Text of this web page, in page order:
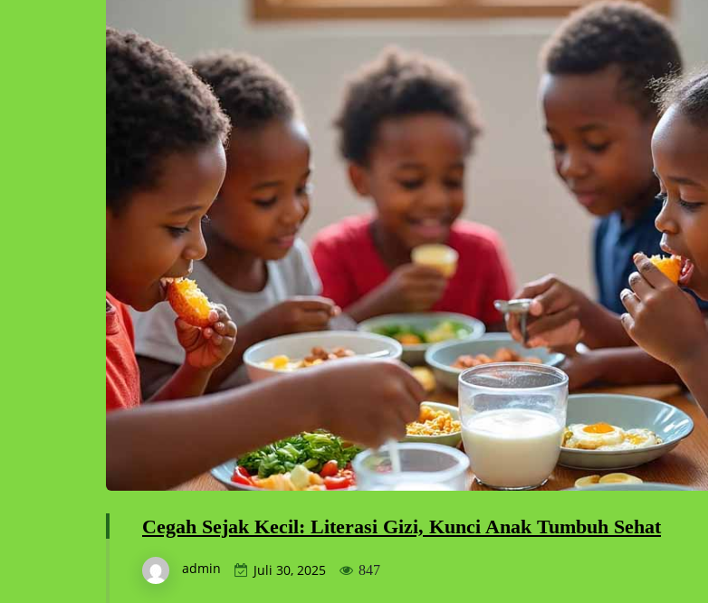
Cegah Sejak Kecil: Literasi Gizi, Kunci Anak Tumbuh Sehat
admin Juli 30, 2025 847